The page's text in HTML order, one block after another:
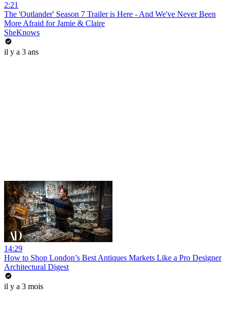
2:21
The 'Outlander' Season 7 Trailer is Here - And We've Never Been
More Afraid for Jamie & Claire
SheKnows
il y a 3 ans
14:29
How to Shop London’s Best Antiques Markets Like a Pro Designer
Architectural Digest
il y a 3 mois